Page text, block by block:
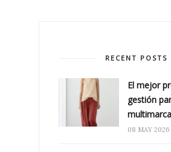
RECENT POSTS
El mejor
gestión
multimarca
08 MAY 2026